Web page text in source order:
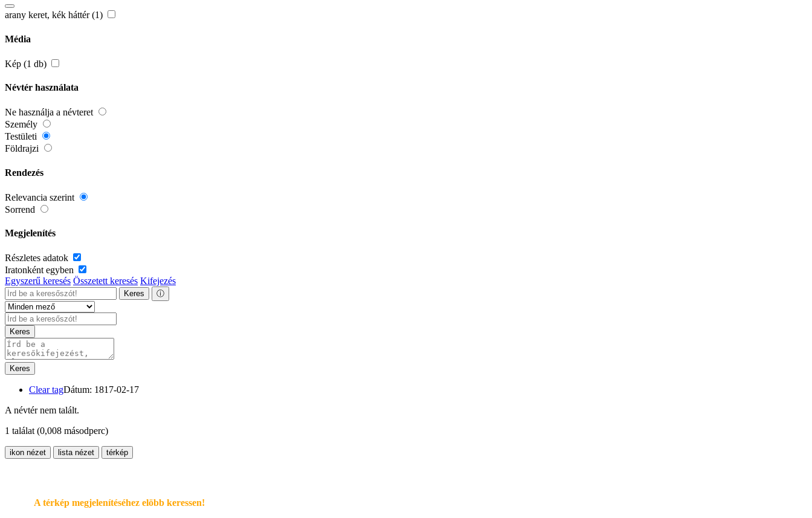
arany keret, kék háttér (1)
Média
Kép (1 db)
Névtér használata
Ne használja a névteret
Személy
Testületi
Földrajzi
Rendezés
Relevancia szerint
Sorrend
Megjelenítés
Részletes adatok
Iratonként egyben
Egyszerű keresés Összetett keresés Kifejezés
Keres ⓘ
Keres
Keres
Clear tagDátum: 1817-02-17
A névtér nem talált.
1 találat(0,008 másodperc)
ikon nézet lista nézet térkép
A térkép megjelenítéséhez elöbb keressen!